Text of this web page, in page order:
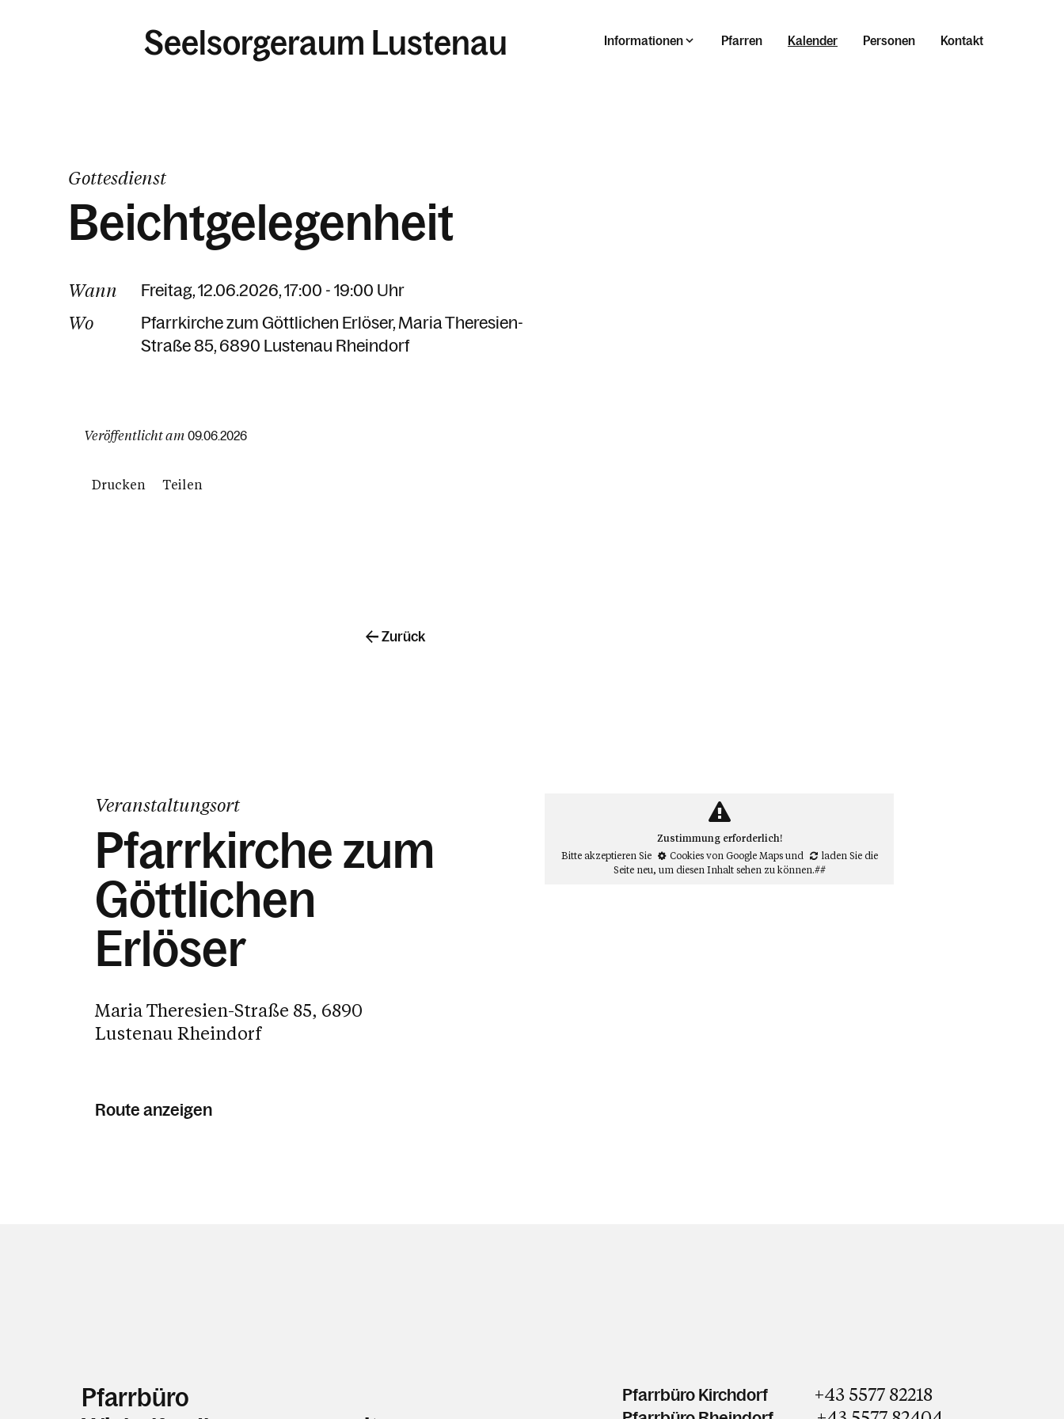
Seelsorgeraum Lustenau Informationen Pfarren Kalender Personen Kontakt
Gottesdienst
Beichtgelegenheit
Wann Freitag, 12.06.2026, 17:00 - 19:00 Uhr
Wo Pfarrkirche zum Göttlichen Erlöser Maria Theresien-
Straße 85 6890 Lustenau Rheindorf
Veröffentlicht am 09.06.2026
Drucken Teilen
Zurück
Veranstaltungsort
Pfarrkirche zum
Göttlichen
Erlöser
Maria Theresien-Straße 85, 6890
Lustenau Rheindorf
Route anzeigen
Zustimmung erforderlich!
Bitte akzeptieren Sie
Cookies von Google Mapsund
laden Sie die
Seite neu, um diesen Inhalt sehen zu können.##
Pfarrbüro
Pfarrbüro Kirchdorf +43 5577 82218